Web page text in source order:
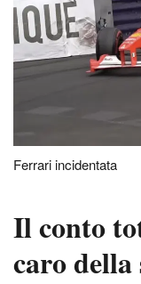
Ferrari incidentata
Il conto
caro